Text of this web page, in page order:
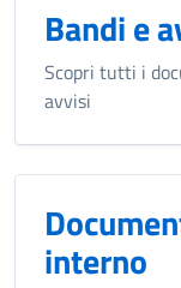
Bandi e
Scopri tutti i
avvisi
interno